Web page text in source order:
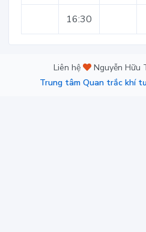
16:30
Liên hệ Nguyễn Hữu
Trung tâm Quan trắc khí